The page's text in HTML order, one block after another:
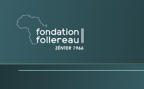
NEWSLETTER